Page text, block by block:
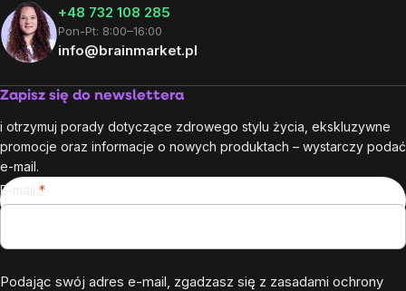
+48 732 108 285
Pon-Pt: 8:00–16:00
info@brainmarket.pl
Zapisz się do newslettera
i otrzymuj porady dotyczące zdrowego stylu życia, ekskluzywne
promocje oraz informacje o nowych produktach – wystarczy podać
e-mail.
E-mail
Podając swój adres e-mail, zgadzasz się z zasadami ochrony